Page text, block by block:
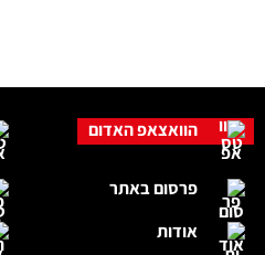
הוואצאפ האדום
פרסום באתר
אודות